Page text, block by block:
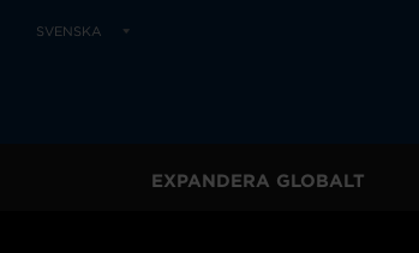
SVENSKA
EXPANDERA GLOBALT